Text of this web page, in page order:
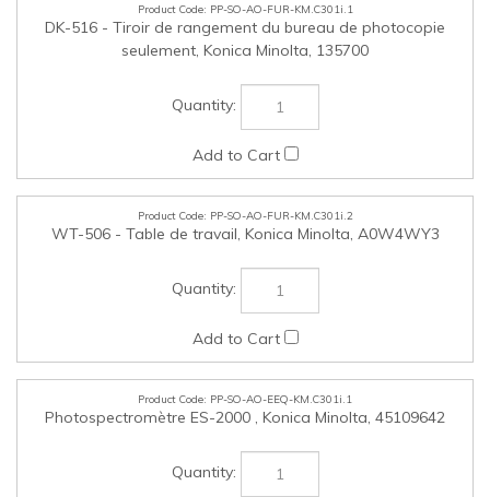
PP-SO-AO-FUR-KM.C301i.2
WT-506 - Table de travail, Konica Minolta, A0W4WY3
Photospectromètre ES-2000 , Konica Minolta, 45109642
PP-SO-AO-CON-KM.C301i.1
UK-221 - Ensemble de mise à niveau pour réseau LAN sans
fil, Konica Minolta, ACDMWY1